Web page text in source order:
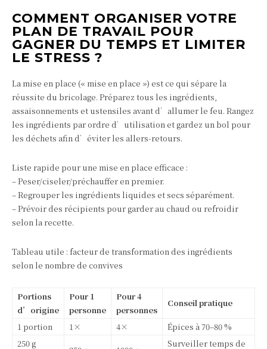
COMMENT ORGANISER VOTRE
PLAN DE TRAVAIL POUR
GAGNER DU TEMPS ET LIMITER
LE STRESS ?
La mise en place (« mise en place ») est ce qui sépare la
réussite du bricolage. Préparez tous les ingrédients,
assaisonnements et ustensiles avant d’allumer le feu. Rangez
les ingrédients par ordre d’utilisation et gardez un bol pour
les déchets afin d’éviter les allers-retours.
Liste rapide pour une mise en place efficace :
– Peser/ciseler/préchauffer en premier.
– Regrouper les ingrédients liquides et secs séparément.
– Prévoir des récipients pour garder au chaud ou refroidir
selon la recette.
Tableau utile : facteur de transformation des ingrédients
selon le nombre de convives
Portions
d’origine
Pour 1
personne
Pour 4
personnes
Conseil pratique
1 portion 1× 4×
Épices à 70–80 %
250 g
Surveiller temps de